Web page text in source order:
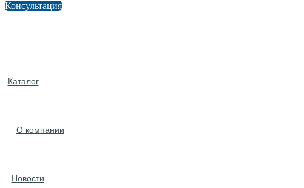
Каталог
О компании
Новости
Консультация